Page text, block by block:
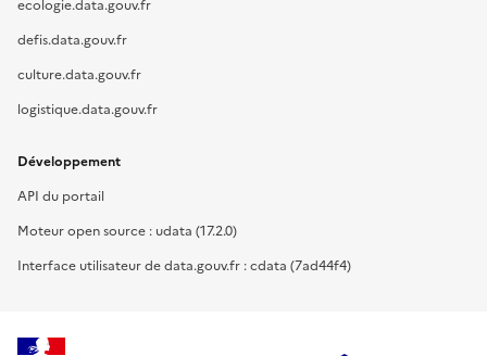
ecologie.data.gouv.fr
defis.data.gouv.fr
culture.data.gouv.fr
logistique.data.gouv.fr
Développement
API du portail
Moteur open source : udata (17.2.0)
Interface utilisateur de data.gouv.fr : cdata (7ad44f4)